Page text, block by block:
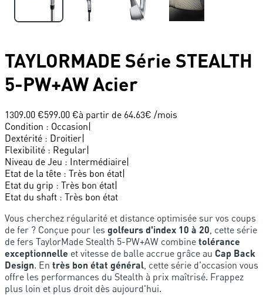
TAYLORMADE Série STEALTH
5-PW+AW Acier
1309.00 €599.00 €à partir de 64.63€ /mois
Condition : Occasion|
Dextérité : Droitier|
Flexibilité : Regular|
Niveau de Jeu : Intermédiaire|
Etat de la tête : Très bon état|
Etat du grip : Très bon état|
Etat du shaft : Très bon état
Vous cherchez régularité et distance optimisée sur vos coups
de fer ? Conçue pour les golfeurs d'index 10 à 20 , cette série
de fers TaylorMade Stealth 5-PW+AW combine tolérance
exceptionnelle et vitesse de balle accrue grâce au Cap Back
Design. En très bon état général , cette série d'occasion vous
offre les performances du Stealth à prix maîtrisé. Frappez
plus loin et plus droit dès aujourd'hui.